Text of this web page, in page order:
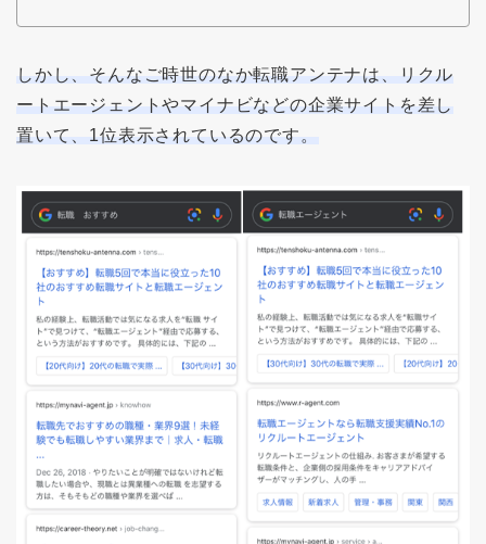
しかし、そんなご時世のなか転職アンテナは、リクル
ートエージェントやマイナビなどの企業サイトを差し
置いて、1位表示されているのです。